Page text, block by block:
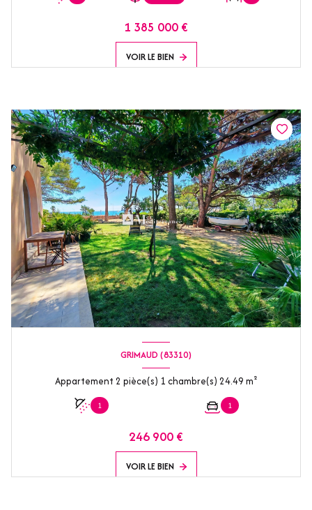
1 385 000 €
VOIR LE BIEN
GRIMAUD (83310)
Appartement 2 pièce(s) 1 chambre(s) 24.49 m²
1 1
246 900 €
VOIR LE BIEN